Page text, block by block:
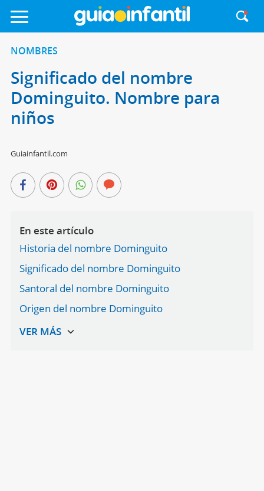
NOMBRES
Significado del nombre
Dominguito. Nombre para
niños
Guiainfantil.com
En este artículo
Historia del nombre Dominguito
Significado del nombre Dominguito
Santoral del nombre Dominguito
Origen del nombre Dominguito